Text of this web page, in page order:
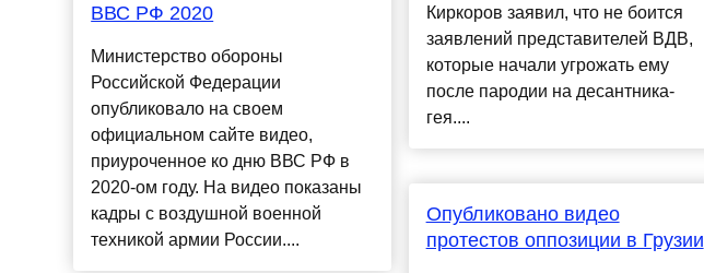
ВВС РФ 2020
Министерство обороны
Российской Федерации
опубликовало на своем
официальном сайте видео,
приуроченное ко дню ВВС РФ в
2020-ом году. На видео показаны
кадры с воздушной военной
техникой армии России....
Киркоров заявил, что не боится
заявлений представителей ВДВ,
которые начали угрожать ему
после пародии на десантника-
гея....
Опубликовано видео
протестов оппозиции в Грузии